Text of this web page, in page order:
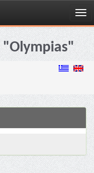
"Olympias"